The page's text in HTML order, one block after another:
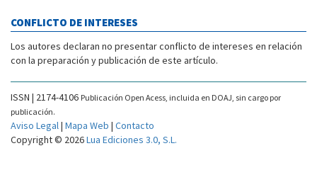
CONFLICTO DE INTERESES
Los autores declaran no presentar conflicto de intereses en relación
con la preparación y publicación de este artículo.
ISSN | 2174-4106 Publicación Open Acess, incluida en DOAJ, sin cargo por
publicación.
Aviso Legal| Mapa Web | Contacto
Copyright © 2026Lua Ediciones 3.0, S.L.